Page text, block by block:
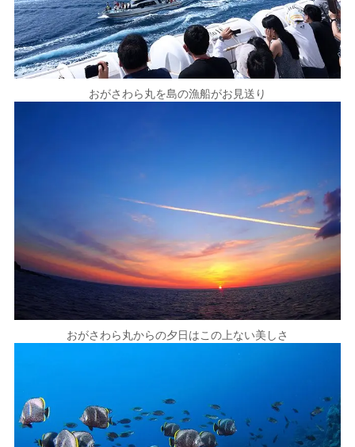
おがさわら丸を島の漁船がお見送り
おがさわら丸からの夕日はこの上ない美しさ